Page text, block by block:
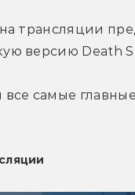
трансляции
версию Death
самые